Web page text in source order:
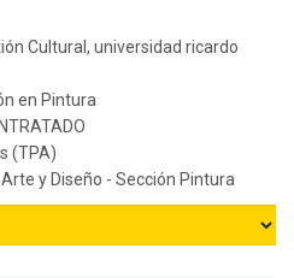
Cultural, universidad ricardo
en Pintura
(TPA)
y Diseño - Sección Pintura